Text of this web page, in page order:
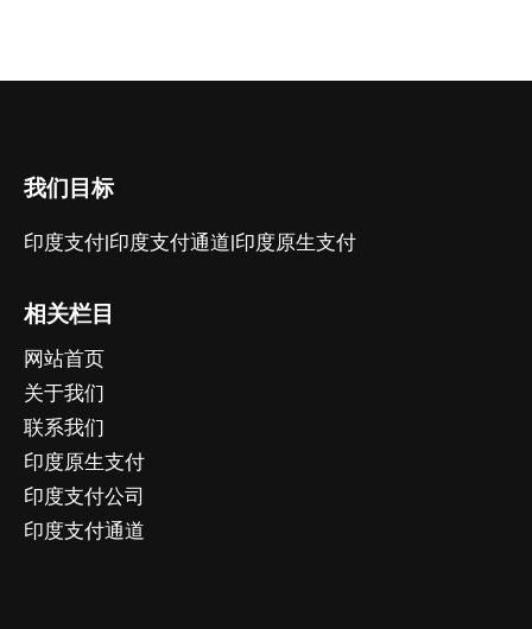
我们目标
印度支付|印度支付通道|印度原生支付
相关栏目
网站首页
关于我们
联系我们
印度原生支付
印度支付公司
印度支付通道